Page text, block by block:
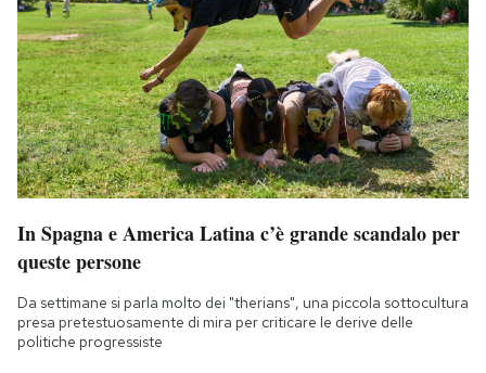
In Spagna e America Latina c’è grande scandalo per
queste persone
Da settimane si parla molto dei "therians", una piccola sottocultura
presa pretestuosamente di mira per criticare le derive delle
politiche progressiste